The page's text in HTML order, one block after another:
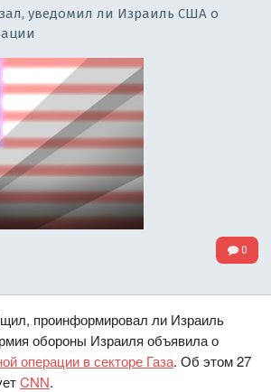
уведомил ли Израиль США о
0
проинформировал ли Израиль
обороны Израиля объявила о
операции в секторе Газа. Об этом 27
CNN.